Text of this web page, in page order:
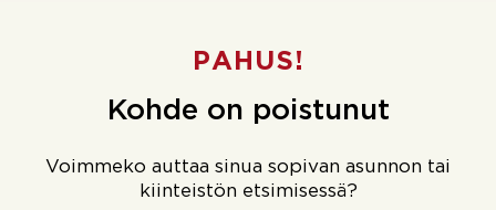
PAHUS!
Kohde on poistunut
Voimmeko auttaa sinua sopivan asunnon tai
kiinteistön etsimisessä?